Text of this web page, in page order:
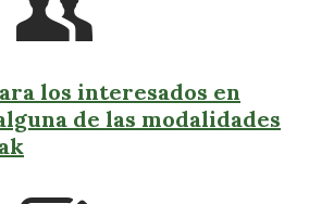
los interesados en
de las modalidades